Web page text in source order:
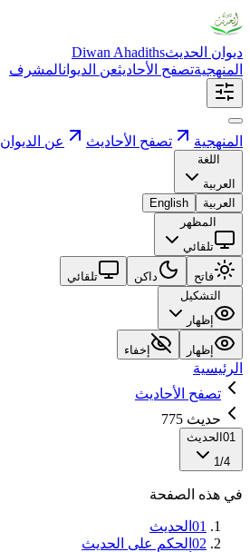
ديوان الحديثDiwan Ahadiths
المنهجيةتصفح الأحاديثعن الديوانالمشرف
المنهجية تصفح الأحاديث عن الديوان
اللغة
العربية
العربية
English
المظهر
تلقائي
فاتح داكن
تلقائي
التشكيل
إظهار
إظهار إخفاء
الرئيسية
تصفح الأحاديث
حديث 775
01 الحديث
1/4
في هذه الصفحة
01 الحديث
02 الحكم على الحديث